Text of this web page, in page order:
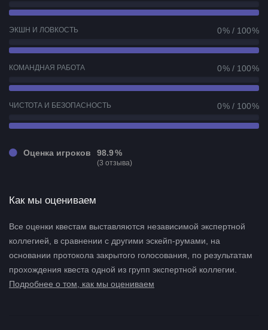
ЭКШН И ЛОВКОСТЬ 0 % / 100 %
КОМАНДНАЯ РАБОТА 0 % / 100 %
ЧИСТОТА И БЕЗОПАСНОСТЬ 0 % / 100 %
Оценка игроков 98.9 %
(3 отзыва)
Как мы оцениваем
Все оценки квестам выставляются независимой экспертной
коллегией, в сравнении с другими эскейп-румами, на
основании протокола закрытого голосования, по результатам
прохождения квеста одной из групп экспертной коллегии.
Подробнее о том, как мы оцениваем